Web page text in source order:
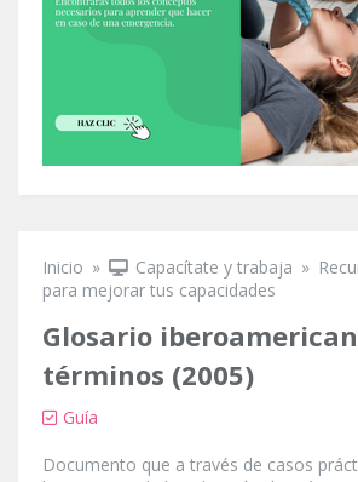
Se encuentra usted
Inicio » Capacítate y trabaja »
para mejorar tus capacidades
Glosario
términos (2005)
Guía
Documento que a través de casos